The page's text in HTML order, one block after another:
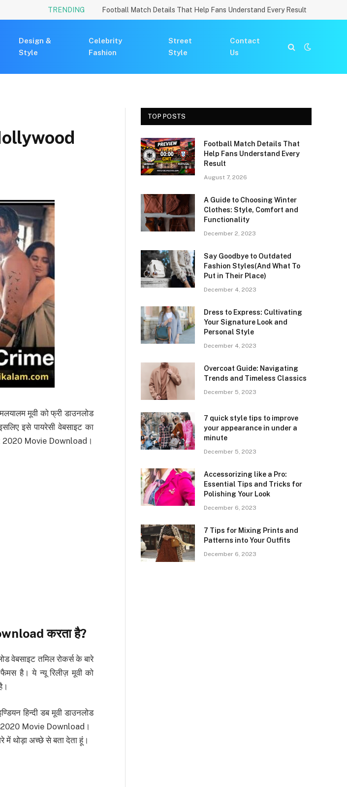
TRENDING Football Match Details That Help Fans Understand Every Result
Design &
Style
Celebrity
Fashion
Street
Style
Contact
Us
मूवी को फ्री डाउनलोड
इसे पायरेसी वेबसाइट का
2020 Movie Download।
करता है?
वेबसाइट तमिल रोकर्स के बारे
है। ये न्यू रिलीज़ मूवी को
हिन्दी डब मूवी डाउनलोड
Movie Download।
थोड़ा अच्छे से बता देता हूं।
TOP POSTS
Football Match Details That
Help Fans Understand Every
Result
August 7, 2026
A Guide to Choosing Winter
Clothes: Style, Comfort and
Functionality
December 2, 2023
Say Goodbye to Outdated
Fashion Styles(And What To
Put in Their Place)
December 4, 2023
Dress to Express: Cultivating
Your Signature Look and
Personal Style
December 4, 2023
Overcoat Guide: Navigating
Trends and Timeless Classics
December 5, 2023
7 quick style tips to improve
your appearance in under a
minute
December 5, 2023
Accessorizing like a Pro:
Essential Tips and Tricks for
Polishing Your Look
December 6, 2023
7 Tips for Mixing Prints and
Patterns into Your Outfits
December 6, 2023